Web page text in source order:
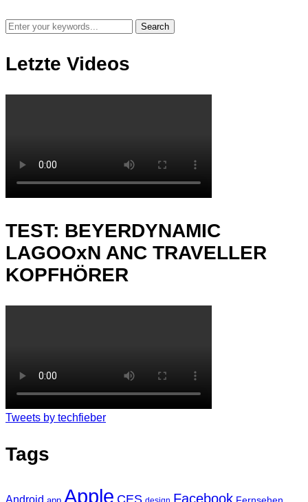
Letzte Videos
TEST: BEYERDYNAMIC
LAGOOxN ANC TRAVELLER
KOPFHÖRER
Tweets by techfieber
Tags
Android Apple CES Facebook Fernsehen